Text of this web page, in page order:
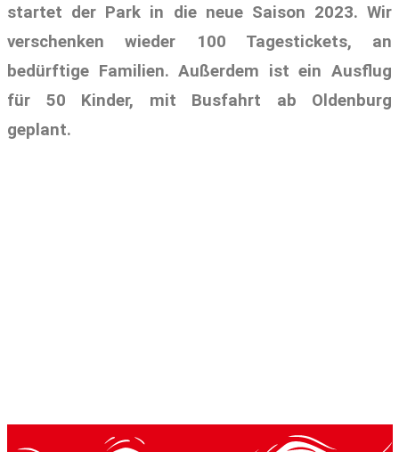
startet der Park in die neue Saison 2023. Wir
verschenken wieder 100 Tagestickets, an
bedürftige Familien. Außerdem ist ein Ausflug
für 50 Kinder, mit Busfahrt ab Oldenburg
geplant.